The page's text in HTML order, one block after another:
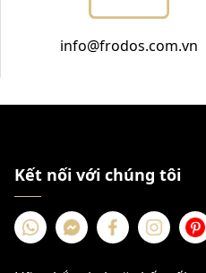
info@frodos.com.vn
Kết nối với chúng tôi